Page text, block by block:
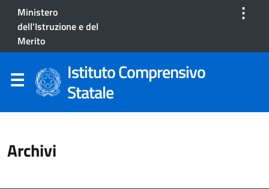
Ministero
dell'Istruzione e del
Merito
⋮
Istituto Comprensivo
Statale
Archivi